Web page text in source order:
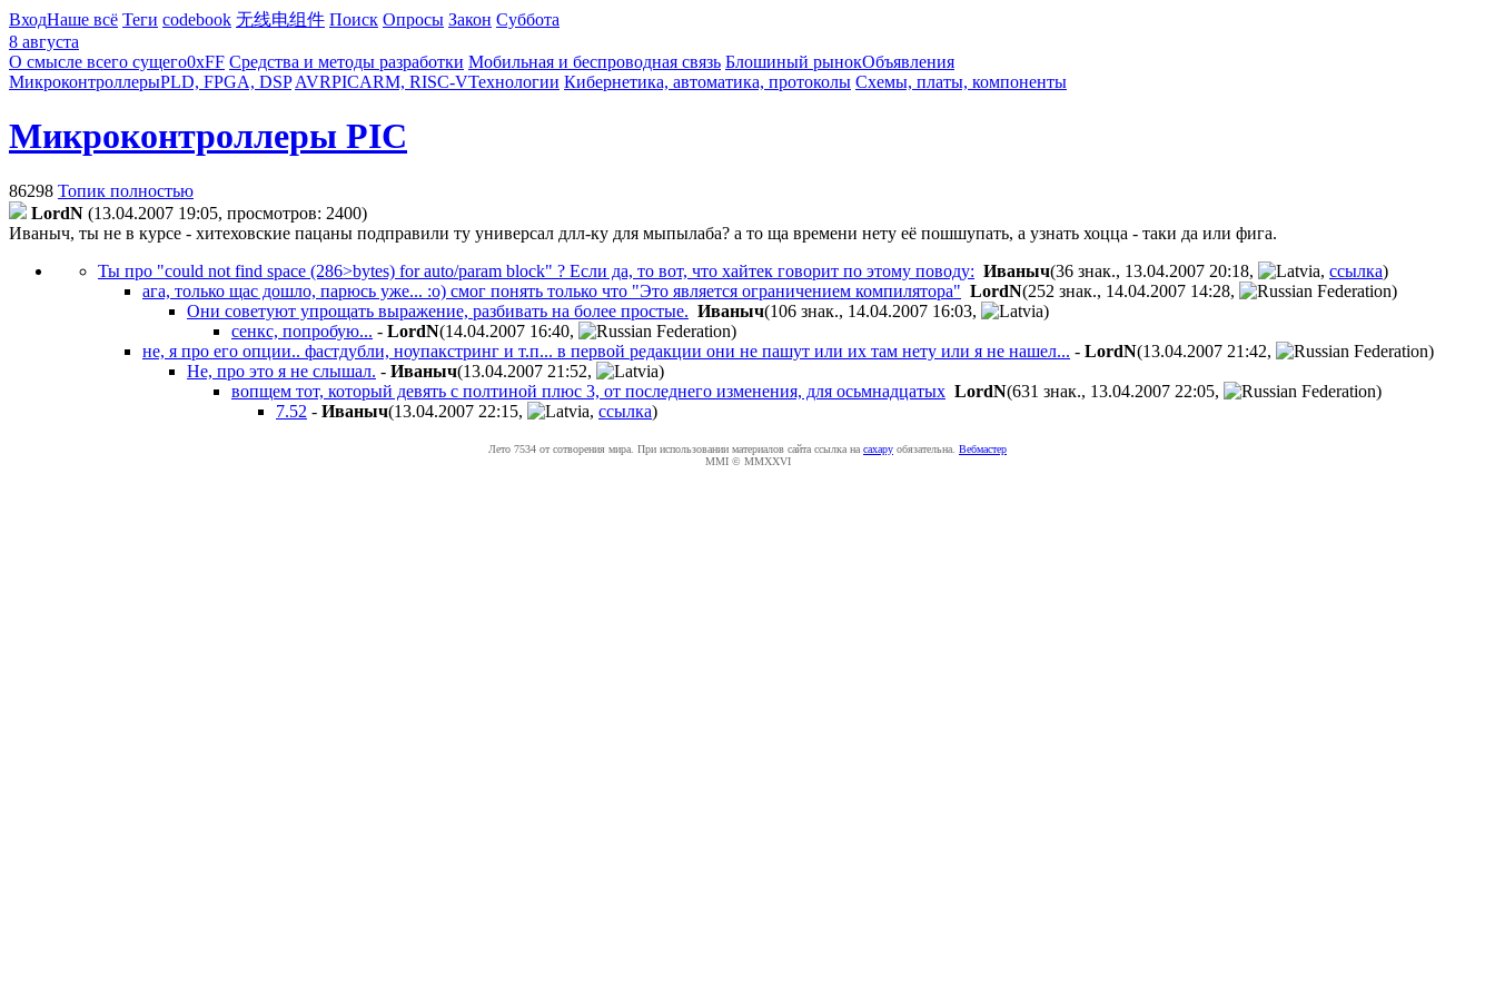
ВходНаше всё Теги codebook 无线电组件 Поиск Опросы Закон Суббота
8 августа
О смысле всего сущего0xFF Средства и методы разработки Мобильная и беспроводная связь Блошиный рынокОбъявления
МикроконтроллерыPLD, FPGA, DSP AVRPICARM, RISC-VТехнологии Кибернетика, автоматика, протоколы Схемы, платы, компоненты
Микроконтроллеры PIC
86298 Топик полностью
LordN (13.04.2007 19:05, просмотров: 2400)
Иваныч, ты не в курсе - хитеховские пацаны подправили ту универсал длл-ку для мыпылаба? а то ща времени нету её пошшупать, а узнать хоцца - таки да или фига.
Ты про "соuld nоt find sрасе (286>bуtеs) fоr аutо/раrаm blосk" ? Если да, то вот, что хайтек говорит по этому поводу: Иваныч(36 знак., 13.04.2007 20:18, , ссылка)
ага, только щас дошло, парюсь уже... :о) смог понять только что "Это является ограничением компилятора" LordN(252 знак., 14.04.2007 14:28,
)
Они советуют упрощать выражение, разбивать на более простые. Иваныч(106 знак., 14.04.2007 16:03,
)
сенкс, попробую... - LordN(14.04.2007 16:40,
)
не, я про его опции.. фастдубли, ноупакстринг и т.п... в первой редакции они не пашут или их там нету или я не нашел... - LordN(13.04.2007 21:42,
)
Не, про это я не слышал. - Иваныч(13.04.2007 21:52,
)
вопщем тот, который девять с полтиной плюс 3, от последнего изменения, для осьмнадцатых LordN(631 знак., 13.04.2007 22:05,
)
7.52 - Иваныч(13.04.2007 22:15, , ссылка)
Лето 7534 от сотворения мира. При использовании материалов сайта ссылка на caxapу обязательна. Вебмастер
MMI © MMXXVI